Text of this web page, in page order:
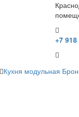
+7 918
Кухня модульная